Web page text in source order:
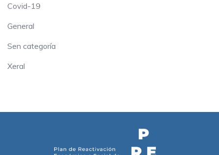
Covid-19
General
Sen categoría
Xeral